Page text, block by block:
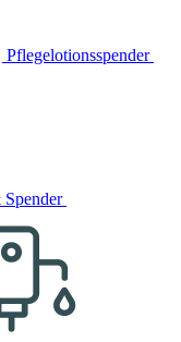
Pflegelotionsspender